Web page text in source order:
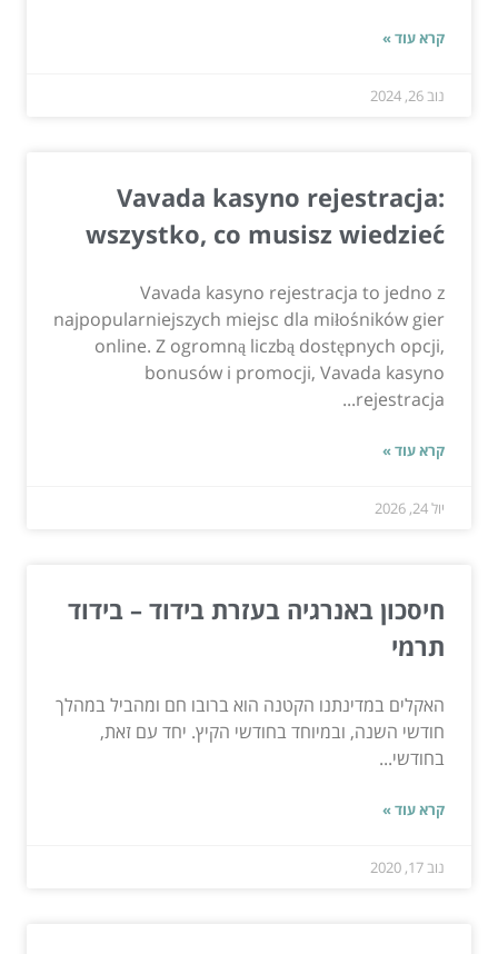
קרא עוד »
נוב 26, 2024
Vavada kasyno rejestracja:
wszystko, co musisz wiedzieć
Vavada kasyno rejestracja to jedno z
najpopularniejszych miejsc dla miłośników gier
online. Z ogromną liczbą dostępnych opcji,
bonusów i promocji, Vavada kasyno
rejestracja...
קרא עוד »
יול 24, 2026
חיסכון באנרגיה בעזרת בידוד – בידוד
תרמי
האקלים במדינתנו הקטנה הוא ברובו חם ומהביל במהלך
חודשי השנה, ובמיוחד בחודשי הקיץ. יחד עם זאת,
בחודשי...
קרא עוד »
נוב 17, 2020